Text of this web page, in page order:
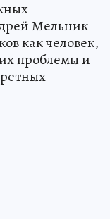
Мельник
как человек,
проблемы и